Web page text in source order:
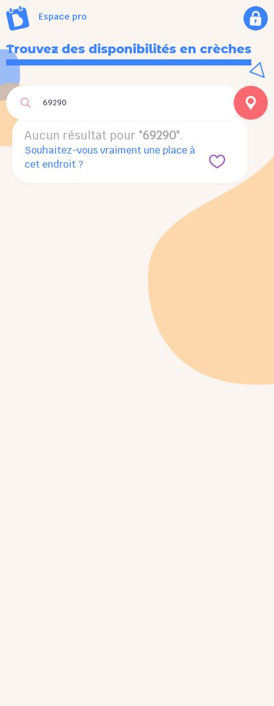
Espace pro
Trouvez des disponibilités en crèches
Aucun résultat pour "69290".
Souhaitez-vous vraiment une place à
cet endroit ?
Aucun résultat pour "69290".